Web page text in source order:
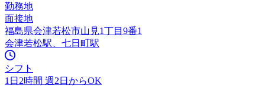
勤務地
面接地
福島県会津若松市山見1丁目9番1
会津若松駅、七日町駅
シフト
1日2時間 週2日からOK